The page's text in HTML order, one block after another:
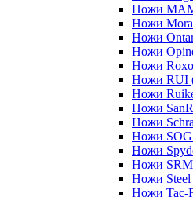
Ножи
Ножи
Ножи
Ножи
Ножи
Ножи RUI
Ножи
Ножи
Ножи
Ножи
Ножи
Ножи
Ножи
Ножи Tac-